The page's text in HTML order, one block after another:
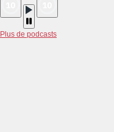
Plus de podcasts